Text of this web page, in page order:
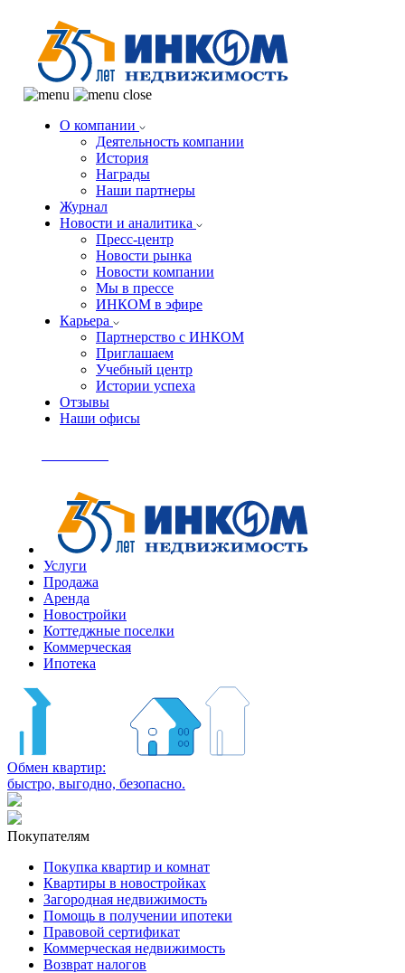
О компании
Деятельность компании
История
Награды
Наши партнеры
Журнал
Новости и аналитика
Пресс-центр
Новости рынка
Новости компании
Мы в прессе
ИНКОМ в эфире
Карьера
Партнерство с ИНКОМ
Приглашаем
Учебный центр
Истории успеха
Отзывы
Наши офисы
Услуги
Продажа
Аренда
Новостройки
Коттеджные поселки
Коммерческая
Ипотека
Обмен квартир:
быстро, выгодно, безопасно.
Покупателям
Покупка квартир и комнат
Квартиры в новостройках
Загородная недвижимость
Помощь в получении ипотеки
Правовой сертификат
Коммерческая недвижимость
Возврат налогов